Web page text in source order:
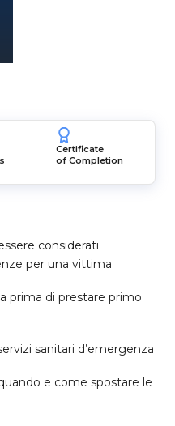
Certificate
of Completion
considerati
per una vittima
prima di prestare primo
sanitari d’emergenza
e come spostare le